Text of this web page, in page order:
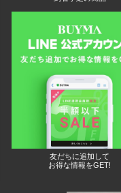
友だちに追加して
お得な情報をGET!